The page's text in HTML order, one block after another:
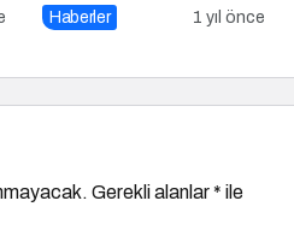
Kazınan Sivil Darbe
Haberler 1 yıl önce
Gerekli alanlar* ile